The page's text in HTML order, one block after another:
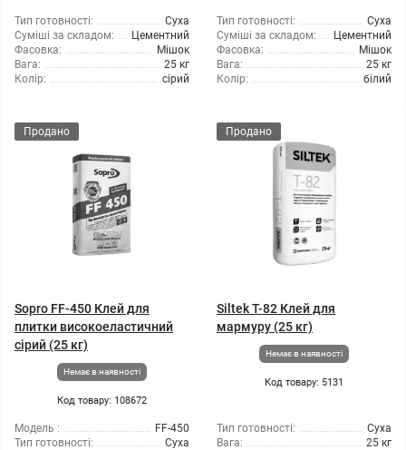
Тип готовності:
Суха
Суміші за складом:
Цементний
Фасовка:
Мішок
Вага:
25 кг
Колір:
сірий
Тип готовності:
Суха
Суміші за складом:
Цементний
Фасовка:
Мішок
Вага:
25 кг
Колір:
білий
Продано
Sopro FF-450 Клей для
плитки високоеластичний
сірий (25 кг)
Немає в наявності
Код товару: 108672
Модель :
FF-450
Тип готовності:
Суха
Продано
Siltek T-82 Клей для
мармуру (25 кг)
Немає в наявності
Код товару: 5131
Тип готовності:
Суха
Вага:
25 кг